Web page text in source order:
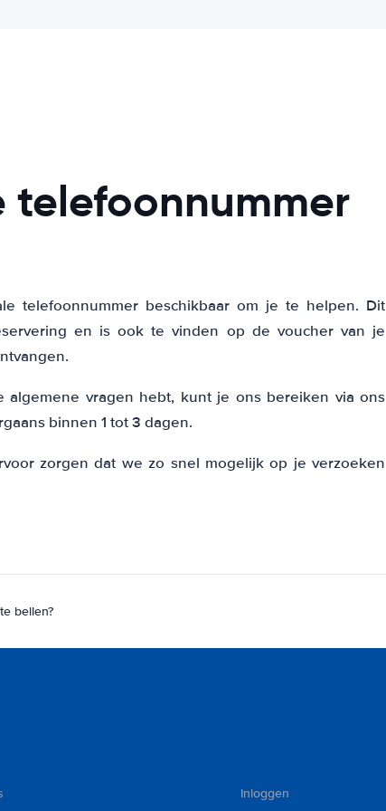
telefoonnummer
telefoonnummer beschikbaar om je te helpen. Dit
en is ook te vinden op de voucher van je
vragen hebt, kunt je ons bereiken via ons
binnen 1 tot 3 dagen.
zorgen dat we zo snel mogelijk op je verzoeken
bellen?
Inloggen